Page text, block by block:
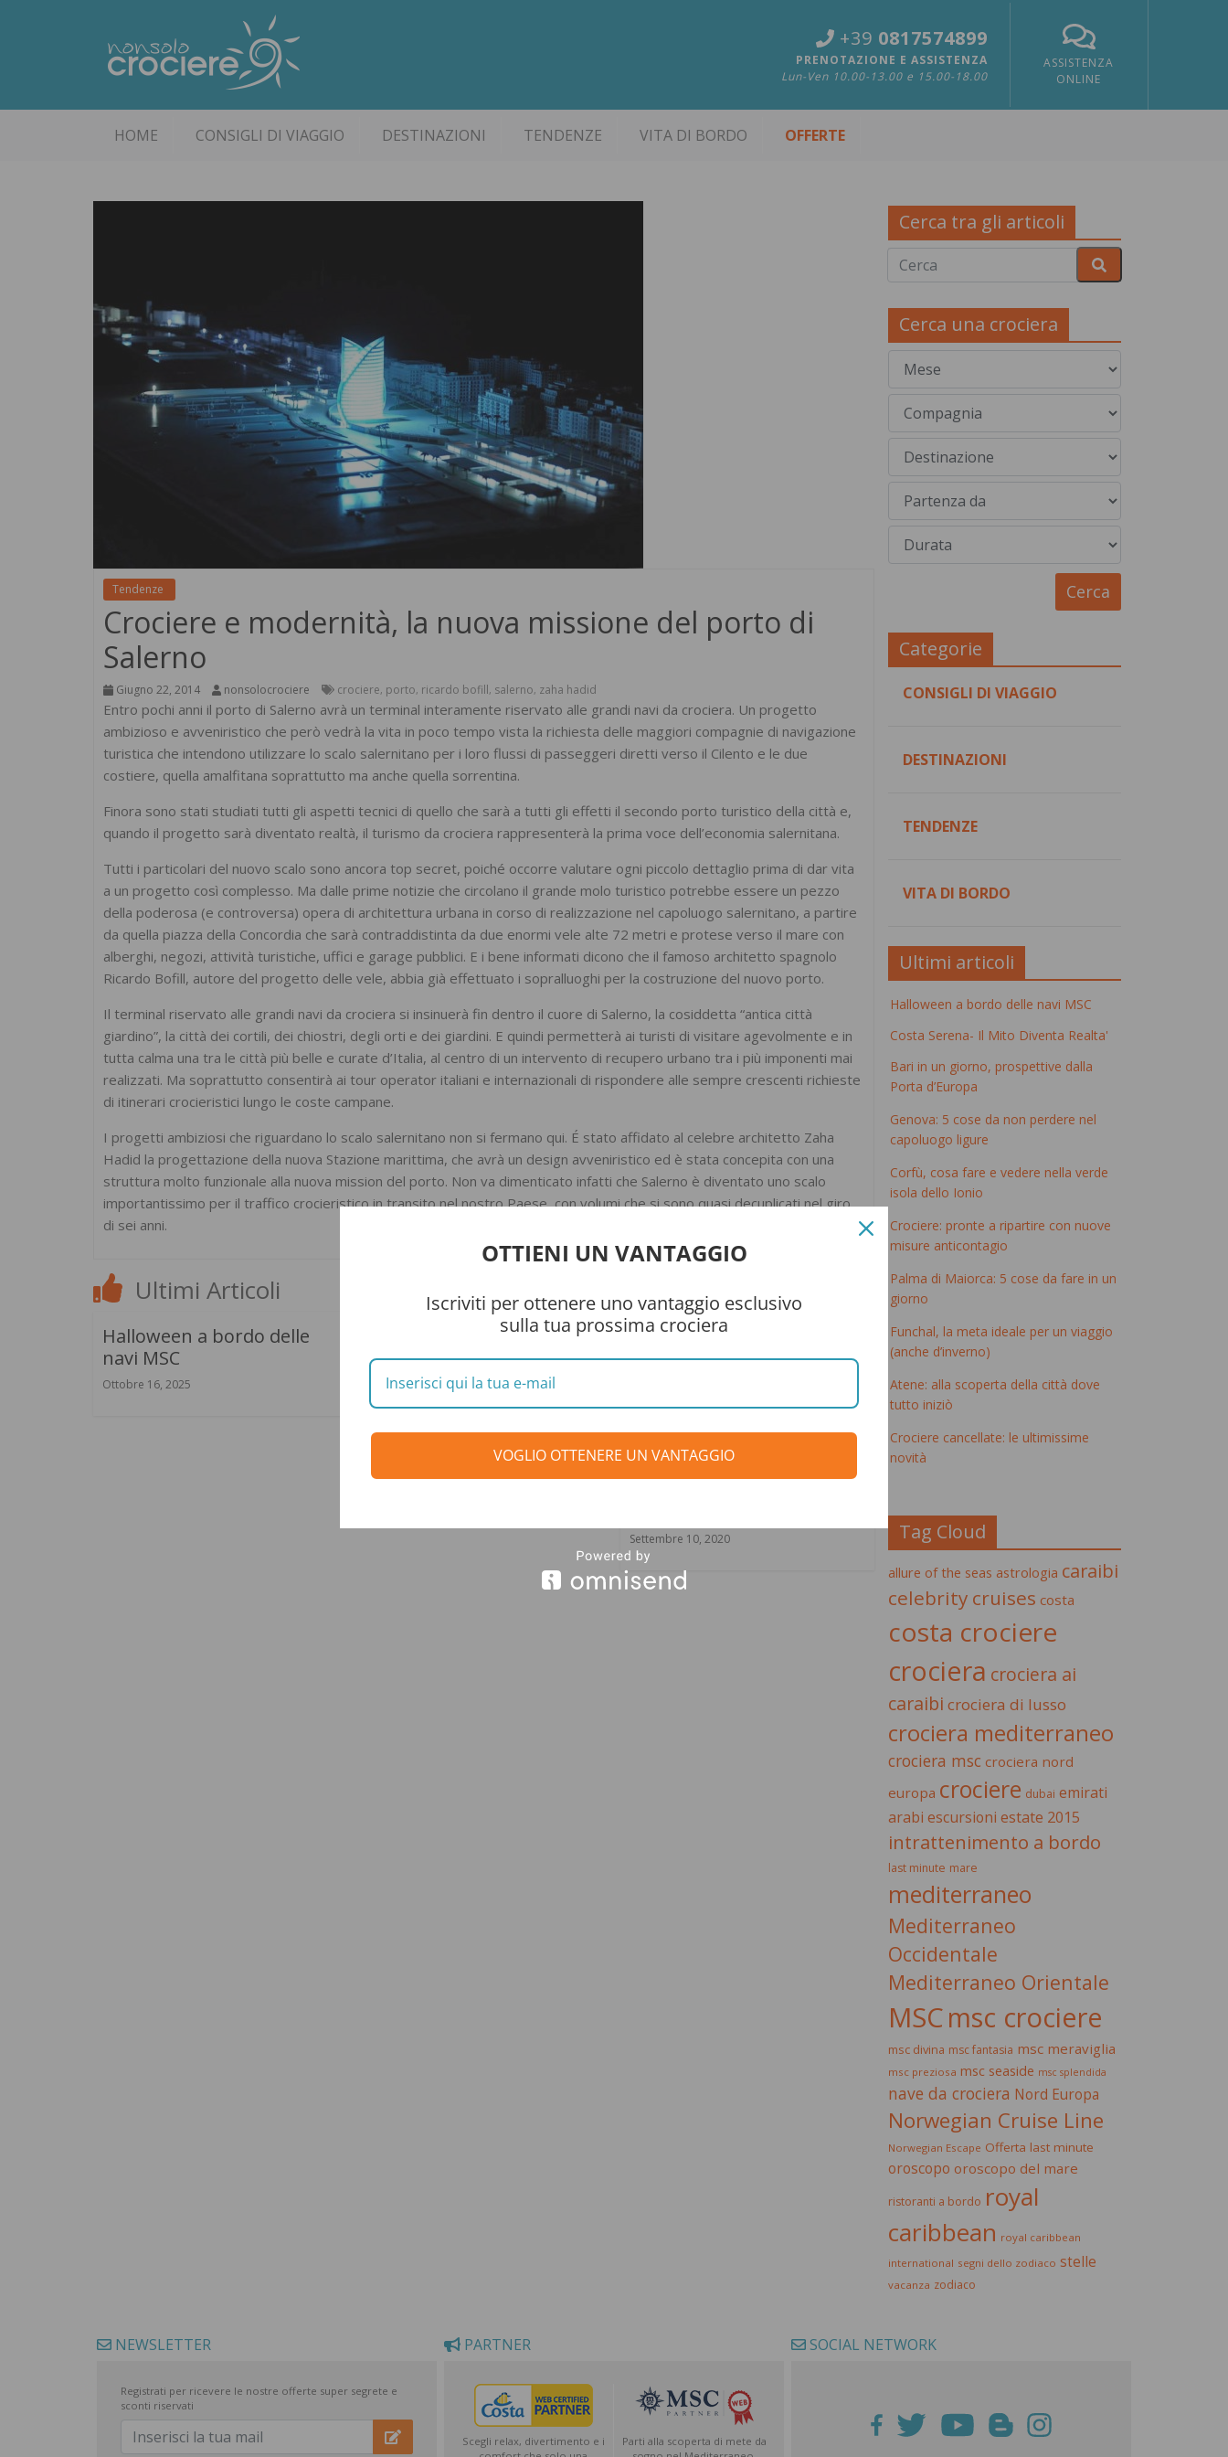
+39 0817574899
PRENOTAZIONE E ASSISTENZA
Lun-Ven 10.00-13.00 e 15.00-18.00
ASSISTENZA
ONLINE
HOME CONSIGLI DI VIAGGIO DESTINAZIONI TENDENZE VITA DI BORDO OFFERTE
Tendenze
Crociere e modernità, la nuova missione del porto di
Salerno
Giugno 22, 2014 nonsolocrociere crociere, porto, ricardo bofill, salerno, zaha hadid
Entro pochi anni il porto di Salerno avrà un terminal interamente riservato alle grandi navi da crociera. Un progetto
ambizioso e avveniristico che però vedrà la vita in poco tempo vista la richiesta delle maggiori compagnie di navigazione
turistica che intendono utilizzare lo scalo salernitano per i loro flussi di passeggeri diretti verso il Cilento e le due
costiere, quella amalfitana soprattutto ma anche quella sorrentina.
Finora sono stati studiati tutti gli aspetti tecnici di quello che sarà a tutti gli effetti il secondo porto turistico della città e,
quando il progetto sarà diventato realtà, il turismo da crociera rappresenterà la prima voce dell’economia salernitana.
Tutti i particolari del nuovo scalo sono ancora top secret, poiché occorre valutare ogni piccolo dettaglio prima di dar vita
a un progetto così complesso. Ma dalle prime notizie che circolano il grande molo turistico potrebbe essere un pezzo
della poderosa (e controversa) opera di architettura urbana in corso di realizzazione nel capoluogo salernitano, a partire
da quella piazza della Concordia che sarà contraddistinta da due enormi vele alte 72 metri e protese verso il mare con
alberghi, negozi, attività turistiche, uffici e garage pubblici. E i bene informati dicono che il famoso architetto spagnolo
Ricardo Bofill, autore del progetto delle vele, abbia già effettuato i sopralluoghi per la costruzione del nuovo porto.
Il terminal riservato alle grandi navi da crociera si insinuerà fin dentro il cuore di Salerno, la cosiddetta “antica città
giardino”, la città dei cortili, dei chiostri, degli orti e dei giardini. E quindi permetterà ai turisti di visitare agevolmente e in
tutta calma una tra le città più belle e curate d’Italia, al centro di un intervento di recupero urbano tra i più imponenti mai
realizzati. Ma soprattutto consentirà ai tour operator italiani e internazionali di rispondere alle sempre crescenti richieste
di itinerari crocieristici lungo le coste campane.
I progetti ambiziosi che riguardano lo scalo salernitano non si fermano qui. É stato affidato al celebre architetto Zaha
Hadid la progettazione della nuova Stazione marittima, che avrà un design avveniristico ed è stata concepita con una
struttura molto funzionale alla nuova mission del porto. Non va dimenticato infatti che Salerno è diventato uno scalo
importantissimo per il traffico crocieristico in transito nel nostro Paese, con volumi che si sono quasi decuplicati nel giro
di sei anni.
Ultimi Articoli
Halloween a bordo delle
navi MSC
Ottobre 16, 2025
Costa Serena- Il Mito
Diventa Realta'
Settembre 26, 2025
Bari in un giorno,
Settembre 10, 2020
Cerca tra gli articoli
Cerca una crociera
Categorie
CONSIGLI DI VIAGGIO
DESTINAZIONI
TENDENZE
VITA DI BORDO
Ultimi articoli
Halloween a bordo delle navi MSC
Costa Serena- Il Mito Diventa Realta'
Bari in un giorno, prospettive dalla
Porta d’Europa
Genova: 5 cose da non perdere nel
capoluogo ligure
Corfù, cosa fare e vedere nella verde
isola dello Ionio
Crociere: pronte a ripartire con nuove
misure anticontagio
Palma di Maiorca: 5 cose da fare in un
giorno
Funchal, la meta ideale per un viaggio
(anche d’inverno)
Atene: alla scoperta della città dove
tutto iniziò
Crociere cancellate: le ultimissime
novità
Tag Cloud
allure of the seas astrologia caraibi
celebrity cruises costa
costa crociere
crociera crociera ai
caraibi crociera di lusso
crociera mediterraneo
crociera msc crociera nord
europa crociere dubai emirati
arabi escursioni estate 2015
intrattenimento a bordo
last minute mare
mediterraneo
Mediterraneo
Occidentale
Mediterraneo Orientale
MSCmsc crociere
msc divina msc fantasia msc meraviglia
msc preziosa msc seaside msc splendida
nave da crociera Nord Europa
Norwegian Cruise Line
Norwegian Escape Offerta last minute
oroscopo oroscopo del mare
ristoranti a bordo royal
caribbean royal caribbean
international segni dello zodiaco stelle
vacanza zodiaco
NEWSLETTER
Registrati per ricevere le nostre offerte super segrete e
sconti riservati
PARTNER
Scegli relax, divertimento e i
Parti alla scoperta di mete da
SOCIAL NETWORK
OTTIENI UN VANTAGGIO
Iscriviti per ottenere uno vantaggio esclusivo
sulla tua prossima crociera
VOGLIO OTTENERE UN VANTAGGIO